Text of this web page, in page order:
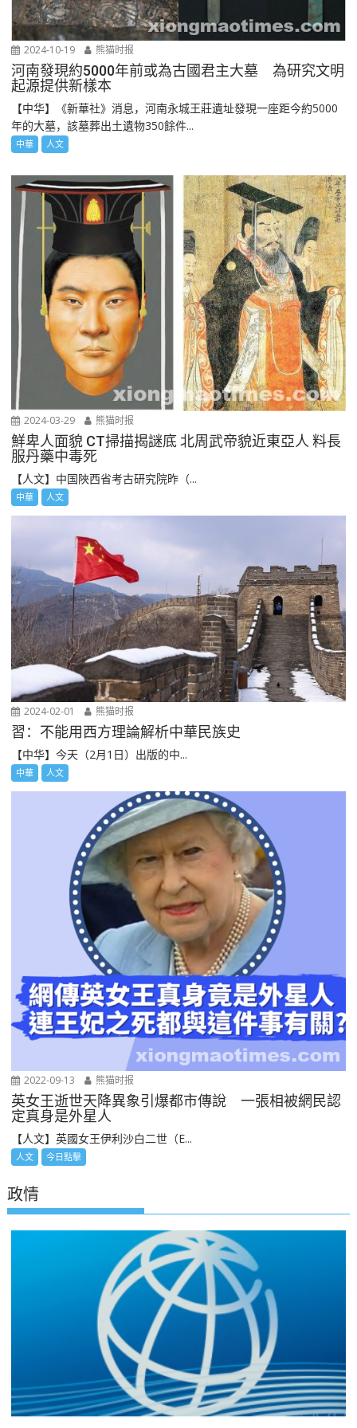
2024-10-19 熊猫时报
河南發現約5000年前或為古國君主大墓 為研究文明
起源提供新樣本
【中华】《新華社》消息，河南永城王莊遺址發現一座距今約5000
年的大墓，該墓葬出土遺物350餘件...
中華 人文
2024-03-29 熊猫时报
鮮卑人面貌 CT掃描揭謎底 北周武帝貌近東亞人 料長
服丹藥中毒死
【人文】中国陜西省考古研究院昨（...
中華 人文
2024-02-01 熊猫时报
習：不能用西方理論解析中華民族史
【中华】今天（2月1日）出版的中...
中華 人文
2022-09-13 熊猫时报
英女王逝世天降異象引爆都市傳說 一張相被網民認
定真身是外星人
【人文】英國女王伊利沙白二世（E...
人文 今日點擊
政情